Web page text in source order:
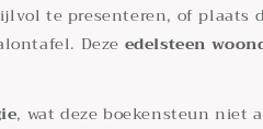
te presenteren, of plaats
Deze edelsteen
, wat deze boekensteun niet